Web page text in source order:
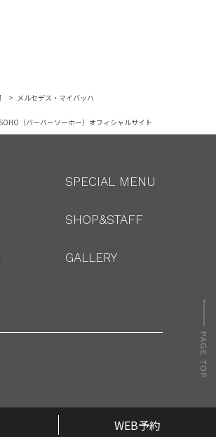
メルセデス・マイバッハ
（バーバーソーホー）オフィシャルサイト
SPECIAL MENU
SHOP&STAFF
GALLERY
WEB予約